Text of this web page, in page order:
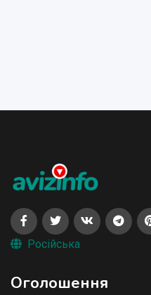
Російська
Оголошення